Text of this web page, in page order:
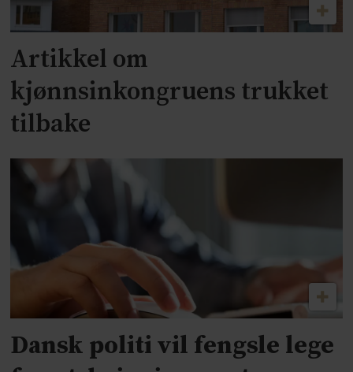
Artikkel om
kjønnsinkongruens trukket
tilbake
Dansk politi vil fengsle lege